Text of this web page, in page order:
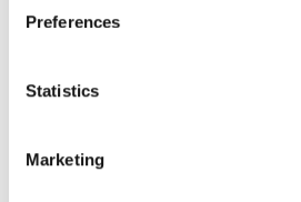
Preferences
Statistics
Marketing